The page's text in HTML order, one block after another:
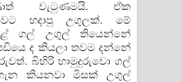
වැටුණමයි. ඒක
හදාපු උගුලක්. මේ
ගල් උගුල් තියෙන්නේ
ද කියලා තවම දන්නේ
බිහිරි හාමුදුරුවො ගල්
කියනවා මිසක් උගුල්